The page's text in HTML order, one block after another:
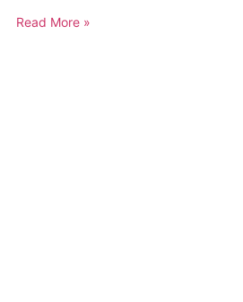
Read More »